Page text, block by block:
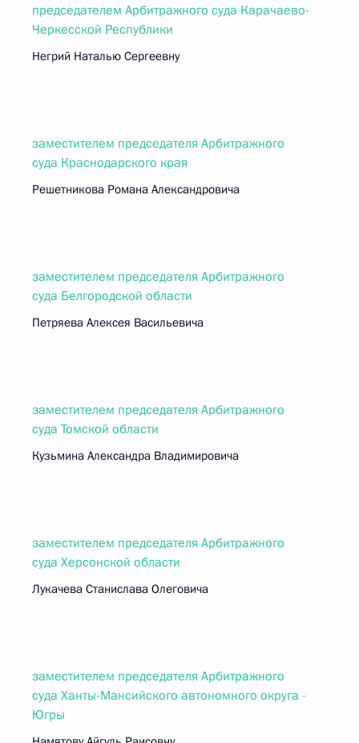
председателем Арбитражного суда Карачаево-
Черкесской Республики
Негрий Наталью Сергеевну
заместителем председателя Арбитражного
суда Краснодарского края
Решетникова Романа Александровича
заместителем председателя Арбитражного
суда Белгородской области
Петряева Алексея Васильевича
заместителем председателя Арбитражного
суда Томской области
Кузьмина Александра Владимировича
заместителем председателя Арбитражного
суда Херсонской области
Лукачева Станислава Олеговича
заместителем председателя Арбитражного
суда Ханты-Мансийского автономного округа -
Югры